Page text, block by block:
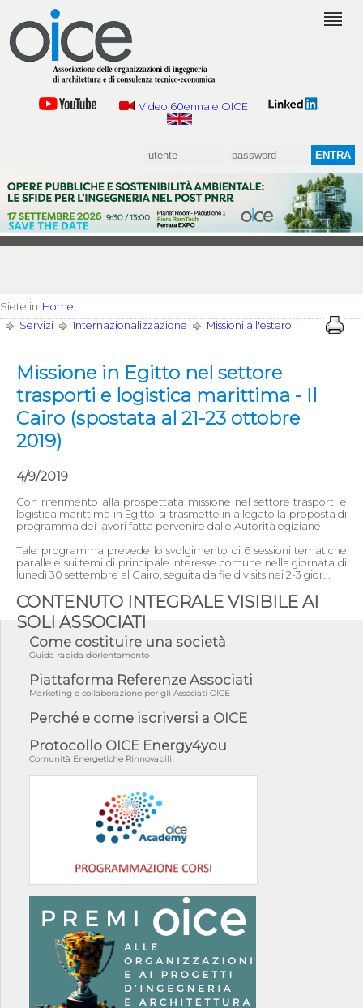
Video 60ennale OICE
Siete in Home
Servizi
Internazionalizzazione Missioni all'estero
Missione in Egitto nel settore
trasporti e logistica marittima - Il
Cairo (spostata al 21-23 ottobre
2019)
4/9/2019
Con riferimento alla prospettata missione nel settore trasporti e
logistica marittima in Egitto, si trasmette in allegato la proposta di
programma dei lavori fatta pervenire dalle Autorità egiziane.
Tale programma prevede lo svolgimento di 6 sessioni tematiche
parallele sui temi di principale interesse comune nella giornata di
lunedì 30 settembre al Cairo, seguita da field visits nei 2-3 gior...
CONTENUTO INTEGRALE VISIBILE AI
SOLI ASSOCIATI
Come costituire una società
Guida rapida d'orientamento
Piattaforma Referenze Associati
Marketing e collaborazione per gli Associati OICE
Perché e come iscriversi a OICE
Protocollo OICE Energy4you
Comunità Energetiche Rinnovabili